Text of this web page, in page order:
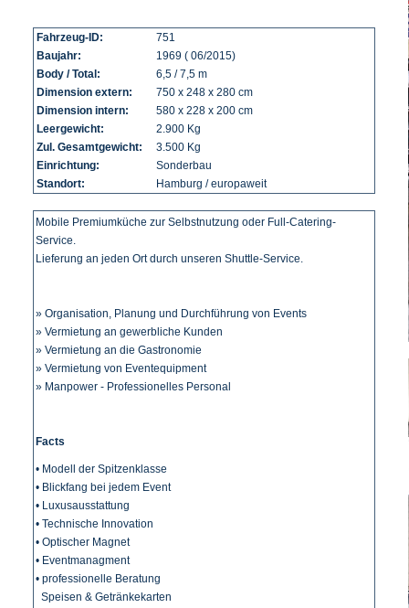
Fahrzeug-ID:
751
Baujahr:
1969 ( 06/2015)
Body / Total:
6,5 / 7,5 m
Dimension extern:
750 x 248 x 280 cm
Dimension intern:
580 x 228 x 200 cm
Leergewicht:
2.900 Kg
Zul. Gesamtgewicht:
3.500 Kg
Einrichtung:
Sonderbau
Standort:
Hamburg / europaweit
Mobile Premiumküche zur Selbstnutzung oder Full-Catering-
Service.
Lieferung an jeden Ort durch unseren Shuttle-Service.
» Organisation, Planung und Durchführung von Events
» Vermietung an gewerbliche Kunden
» Vermietung an die Gastronomie
» Vermietung von Eventequipment
» Manpower - Professionelles Personal
Facts
• Modell der Spitzenklasse
• Blickfang bei jedem Event
• Luxusausstattung
• Technische Innovation
• Optischer Magnet
• Eventmanagment
• professionelle Beratung
Speisen & Getränkekarten